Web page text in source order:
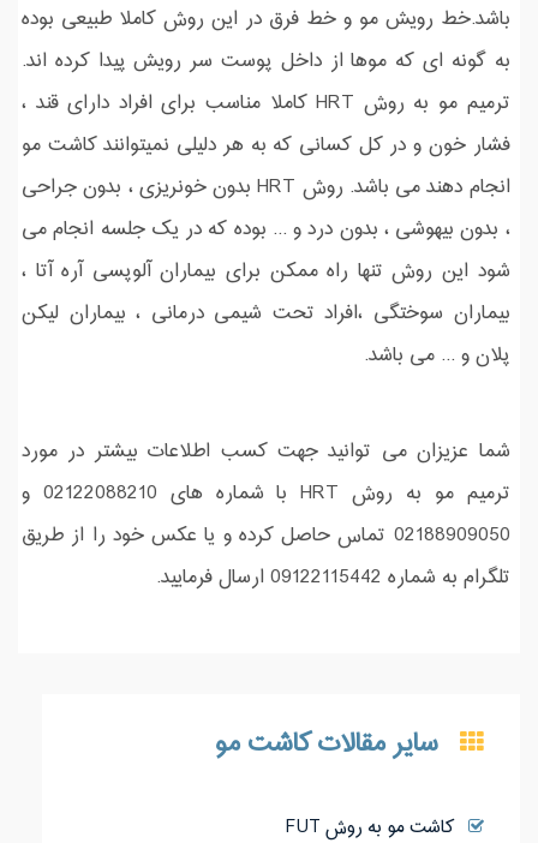
باشد.خط رویش مو و خط فرق در این روش کاملا طبیعی بوده
به گونه ای که موها از داخل پوست سر رویش پیدا کرده اند.
ترمیم مو به روش HRT کاملا مناسب برای افراد دارای قند ،
فشار خون و در کل کسانی که به هر دلیلی نمیتوانند کاشت مو
انجام دهند می باشد. روش HRT بدون خونریزی ، بدون جراحی
، بدون بیهوشی ، بدون درد و ... بوده که در یک جلسه انجام می
شود این روش تنها راه ممکن برای بیماران آلوپسی آره آتا ،
بیماران سوختگی ،افراد تحت شیمی درمانی ، بیماران لیکن
پلان و ... می باشد.
شما عزیزان می توانید جهت کسب اطلاعات بیشتر در مورد
ترمیم مو به روش HRT با شماره های 02122088210 و
02188909050 تماس حاصل کرده و یا عکس خود را از طریق
تلگرام به شماره 09122115442 ارسال فرمایید.
سایر مقالات کاشت مو
کاشت مو به روش FUT